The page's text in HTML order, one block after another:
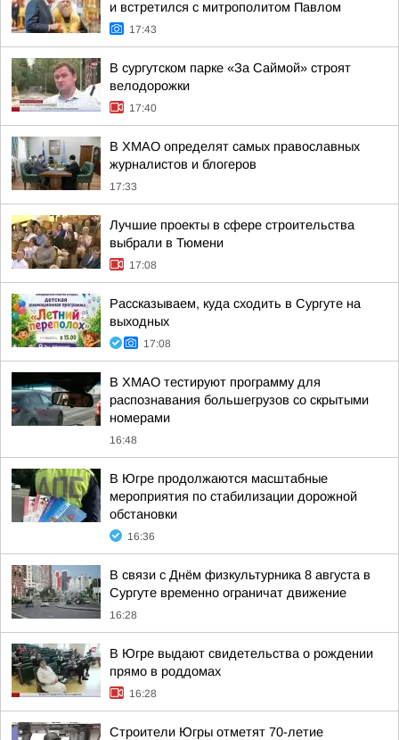
и встретился с митрополитом Павлом
17:43
В сургутском парке «За Саймой» строят
велодорожки
17:40
В ХМАО определят самых православных
журналистов и блогеров
17:33
Лучшие проекты в сфере строительства
выбрали в Тюмени
17:08
Рассказываем, куда сходить в Сургуте на
выходных
17:08
В ХМАО тестируют программу для
распознавания большегрузов со скрытыми
номерами
16:48
В Югре продолжаются масштабные
мероприятия по стабилизации дорожной
обстановки
16:36
В связи с Днём физкультурника 8 августа в
Сургуте временно ограничат движение
16:28
В Югре выдают свидетельства о рождении
прямо в роддомах
16:28
Строители Югры отметят 70-летие